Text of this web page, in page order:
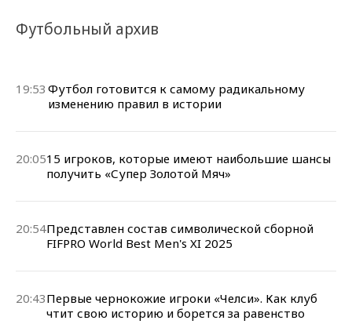
Футбольный архив
19:53 Футбол готовится к самому радикальному
изменению правил в истории
20:0515 игроков, которые имеют наибольшие шансы
получить «Супер Золотой Мяч»
20:54Представлен состав символической сборной
FIFPRO World Best Men's XI 2025
20:43Первые чернокожие игроки «Челси». Как клуб
чтит свою историю и борется за равенство